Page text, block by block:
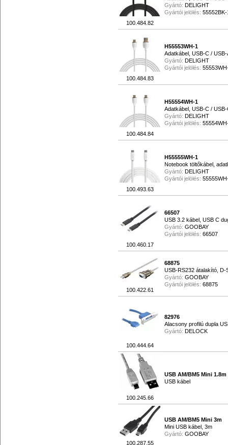
100.484.82
Gyártó: DELIGHT
Gyártói jelölés: 55552BK-
100.484.83
H55553WH-1
Adatkábel, USB-C /
Gyártó: DELIGHT
Gyártói jelölés:
100.484.84
H55554WH-1
Adatkábel, USB-C /
Gyártó: DELIGHT
Gyártói jelölés:
100.493.63
H55555WH-1
Notebook töltőkábel,
Gyártó: DELIGHT
Gyártói jelölés:
100.460.17
66507
USB 3.2 kábel, USB C
Gyártó: GOOBAY
Gyártói jelölés: 66507
100.422.61
68875
USB-RS232 átalakító, D-
Gyártó: GOOBAY
Gyártói jelölés: 68875
100.444.64
82976
Alacsony profilú dupla
Gyártó: DELOCK
100.245.66
USB AM/BM5 Mini 1.8m
USB kábel
100.287.55
USB AM/BM5 Mini 3m
Mini USB kábel, 3m
Gyártó: GOOBAY